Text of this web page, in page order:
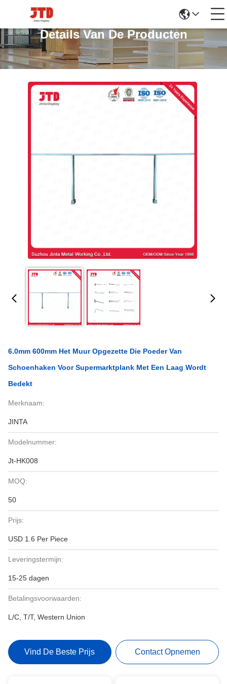
Details Van De Producten
6.0mm 600mm Het Muur Opgezette Die Poeder Van
Schoenhaken Voor Supermarktplank Met Een Laag Wordt
Bedekt
Merknaam:
JINTA
Modelnummer:
Jt-HK008
MOQ:
50
Prijs:
USD 1.6 Per Piece
Leveringstermijn:
15-25 dagen
Betalingsvoorwaarden:
L/C, T/T, Western Union
Vind De Beste Prijs Contact Opnemen